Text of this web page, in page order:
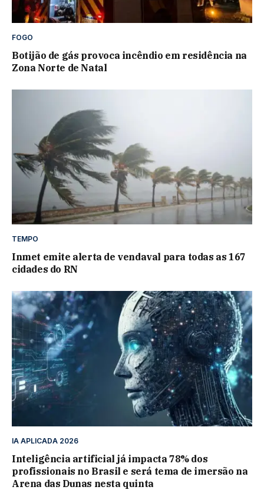
FOGO
Botijão de gás provoca incêndio em residência na
Zona Norte de Natal
TEMPO
Inmet emite alerta de vendaval para todas as 167
cidades do RN
IA APLICADA 2026
Inteligência artificial já impacta 78% dos
profissionais no Brasil e será tema de imersão na
Arena das Dunas nesta quinta